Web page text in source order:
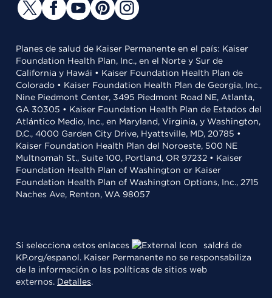
Planes de salud de Kaiser Permanente en el país: Kaiser
Foundation Health Plan, Inc., en el Norte y Sur de
California y Hawái • Kaiser Foundation Health Plan de
Colorado • Kaiser Foundation Health Plan de Georgia, Inc.,
Nine Piedmont Center, 3495 Piedmont Road NE, Atlanta,
GA 30305 • Kaiser Foundation Health Plan de Estados del
Atlántico Medio, Inc., en Maryland, Virginia, y Washington,
D.C., 4000 Garden City Drive, Hyattsville, MD, 20785 •
Kaiser Foundation Health Plan del Noroeste, 500 NE
Multnomah St., Suite 100, Portland, OR 97232 • Kaiser
Foundation Health Plan of Washington or Kaiser
Foundation Health Plan of Washington Options, Inc., 2715
Naches Ave, Renton, WA 98057
Si selecciona estos enlaces
saldrá de
KP.org/espanol. Kaiser Permanente no se responsabiliza
de la información o las políticas de sitios web
externos. Detalles.